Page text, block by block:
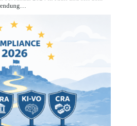
11. Januar 2024 in Kraft und seit dem